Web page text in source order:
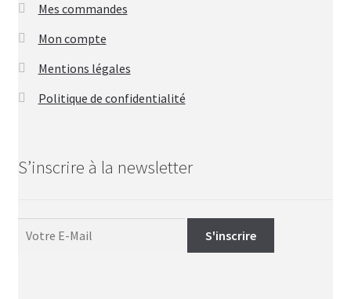
Mes commandes
Mon compte
Mentions légales
Politique de confidentialité
S’inscrire à la newsletter